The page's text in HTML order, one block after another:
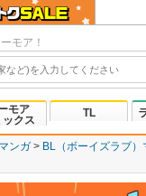
モア！
モア
ックス
TL
ンガ BL（ボーイズラブ）